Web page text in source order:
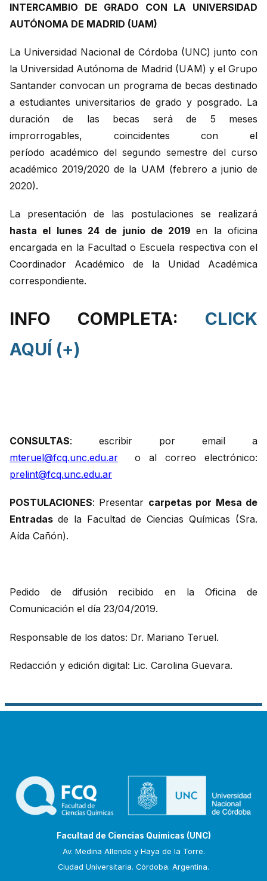
INTERCAMBIO DE GRADO CON LA UNIVERSIDAD
AUTÓNOMA DE MADRID (UAM)
La Universidad Nacional de Córdoba (UNC) junto con
la Universidad Autónoma de Madrid (UAM) y el Grupo
Santander convocan un programa de becas destinado
a estudiantes universitarios de grado y posgrado. La
duración de las becas será de 5 meses
improrrogables, coincidentes con el
período académico del segundo semestre del curso
académico 2019/2020 de la UAM (febrero a junio de
2020).
La presentación de las postulaciones se realizará
hasta el lunes 24 de junio de 2019en la oficina
encargada en la Facultad o Escuela respectiva con el
Coordinador Académico de la Unidad Académica
correspondiente.
INFO COMPLETA: CLICK
AQUÍ (+)
CONSULTAS: escribir por email a
mteruel@fcq.unc.edu.ar o al correo electrónico:
prelint@fcq.unc.edu.ar
POSTULACIONES: Presentar carpetas por Mesa de
Entradas de la Facultad de Ciencias Químicas (Sra.
Aída Cañón).
Pedido de difusión recibido en la Oficina de
Comunicación el día 23/04/2019.
Responsable de los datos: Dr. Mariano Teruel.
Redacción y edición digital: Lic. Carolina Guevara.
Facultad de Ciencias Químicas (UNC)
Av. Medina Allende y Haya de la Torre.
Ciudad Universitaria. Córdoba. Argentina.